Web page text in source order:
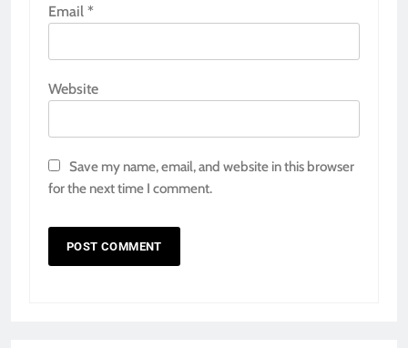
Email *
Website
Save my name, email, and website in this browser
for the next time I comment.